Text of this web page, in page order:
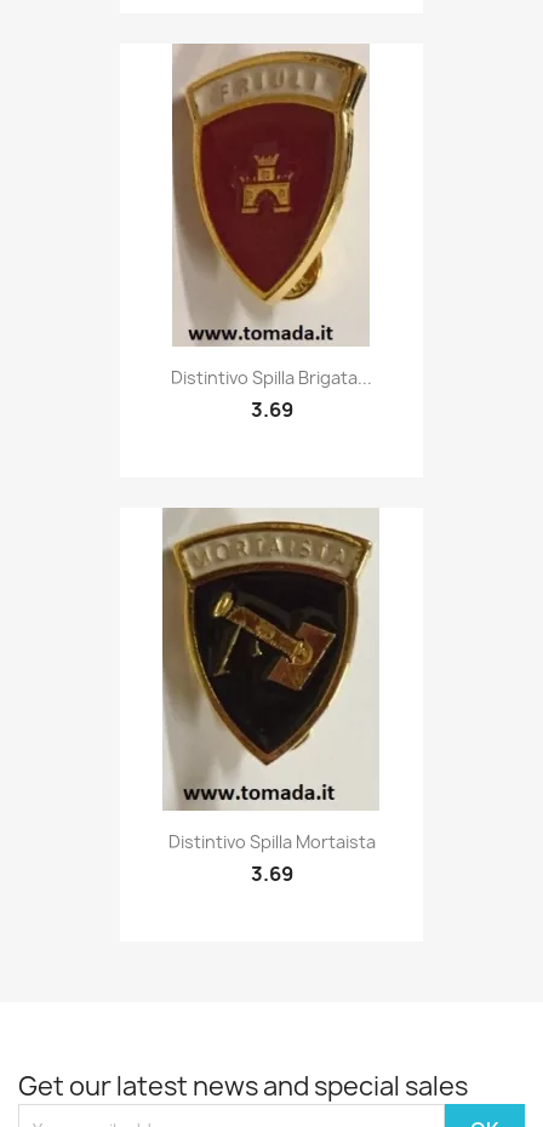
Quick view
Distintivo Spilla Brigata...
3.69
Quick view
Distintivo Spilla Mortaista
3.69
Get our latest news and special sales